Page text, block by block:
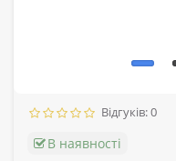
Відгуків: 0
В наявності